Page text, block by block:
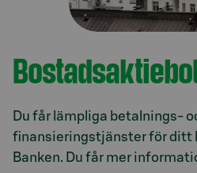
Du får lämpliga betalnings-
finansieringstjänster för ditt
Banken. Du får mer